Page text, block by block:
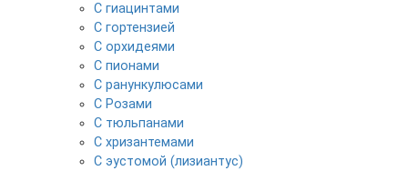
С гиацинтами
С гортензией
С орхидеями
С пионами
С ранункулюсами
С Розами
С тюльпанами
С хризантемами
С эустомой (лизиантус)